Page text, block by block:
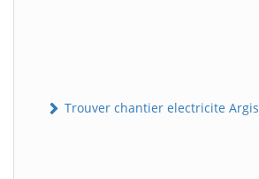
Trouver chantier electricite Argis